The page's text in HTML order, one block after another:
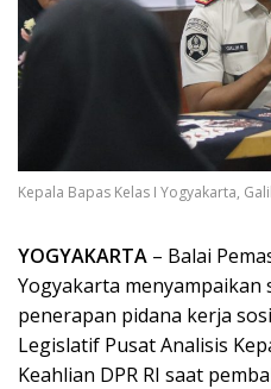
Kepala Bapas Kelas I Yogyakarta,
YOGYAKARTA – Balai
Yogyakarta
penerapan pidana kerja
Legislatif Pusat Analisis
Keahlian DPR RI saat